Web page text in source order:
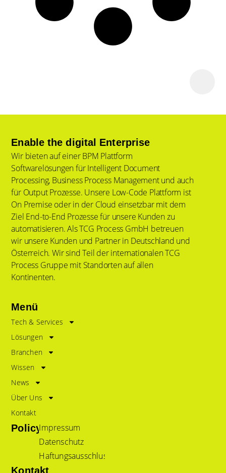
Enable the digital Enterprise
Wir bieten auf einer BPM Plattform
Softwarelösungen für Intelligent Document
Processing, Business Process Management und auch
für Output Prozesse. Unsere Low-Code Plattform ist
On Premise oder in der Cloud einsetzbar mit dem
Ziel End-to-End Prozesse für unsere Kunden zu
automatisieren. Als TCG Process GmbH betreuen
wir unsere Kunden und Partner in Deutschland und
Österreich. Wir sind Teil der internationalen TCG
Process Gruppe mit Standorten auf allen
Kontinenten.
Menü
Tech & Services
Lösungen
Branchen
Wissen
News
Über Uns
Kontakt
PolicyImpressum
Datenschutz
Haftungsausschluss
Kontakt